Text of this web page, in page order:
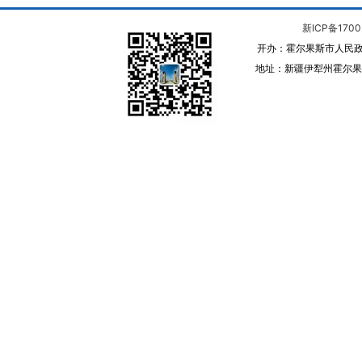
新ICP备
开办：霍尔果斯市人民
地址：新疆伊犁州霍